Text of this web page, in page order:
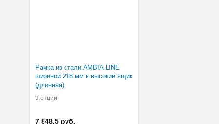
Рамка из стали AMBIA-LINE
шириной 218 мм в высокий ящик
(длинная)
3 опции
7 848.5 руб.